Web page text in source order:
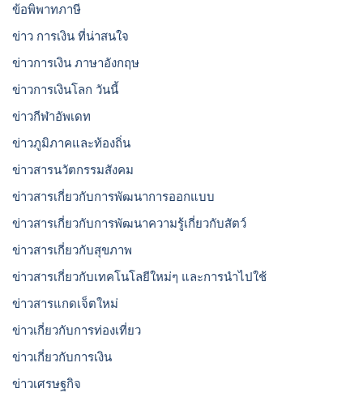
ข้อพิพาทภาษี
ข่าว การเงิน ที่น่าสนใจ
ข่าวการเงิน ภาษาอังกฤษ
ข่าวการเงินโลก วันนี้
ข่าวกีฬาอัพเดท
ข่าวภูมิภาคและท้องถิ่น
ข่าวสารนวัตกรรมสังคม
ข่าวสารเกี่ยวกับการพัฒนาการออกแบบ
ข่าวสารเกี่ยวกับการพัฒนาความรู้เกี่ยวกับสัตว์
ข่าวสารเกี่ยวกับสุขภาพ
ข่าวสารเกี่ยวกับเทคโนโลยีใหม่ๆ และการนำไปใช้
ข่าวสารแกดเจ็ตใหม่
ข่าวเกี่ยวกับการท่องเที่ยว
ข่าวเกี่ยวกับการเงิน
ข่าวเศรษฐกิจ